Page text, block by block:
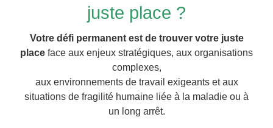
juste place ?
Votre défi permanent est de trouver votre juste
place face aux enjeux stratégiques, aux organisations
complexes,
aux environnements de travail exigeants et aux
situations de fragilité humaine liée à la maladie ou à
un long arrêt.